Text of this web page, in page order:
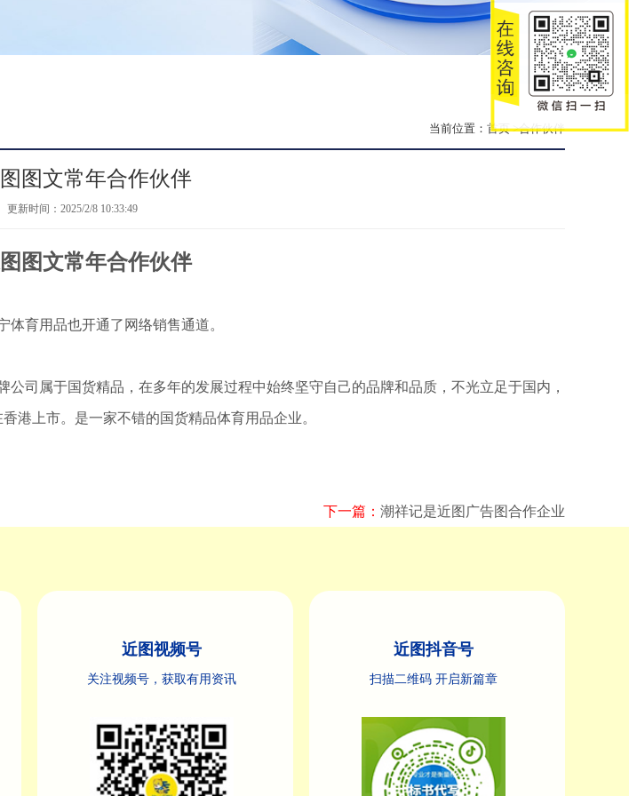
当前位置： 首页>合作伙伴
图文常年合作伙伴
更新时间：2025/2/8 10:33:49
图文常年合作伙伴
育用品也开通了网络销售通道。
司属于国货精品，在多年的发展过程中始终坚守自己的品牌和品质，不光立足于国内，
港上市。是一家不错的国货精品体育用品企业。
下一篇： 潮祥记是近图广告图合作企业
近图视频号
关注视频号，获取有用资讯
近图抖音号
扫描二维码 开启新篇章